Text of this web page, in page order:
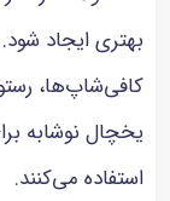
بهتری ایجاد
کافی‌شاپ‌ها،
یخچال نوشابه
استفاده می‌کنند.